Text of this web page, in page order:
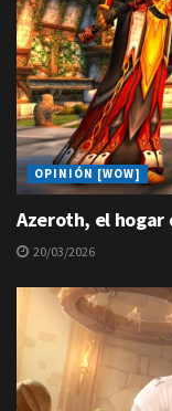
OPINIÓN [WOW]
Azeroth, el hogar
20/03/2026